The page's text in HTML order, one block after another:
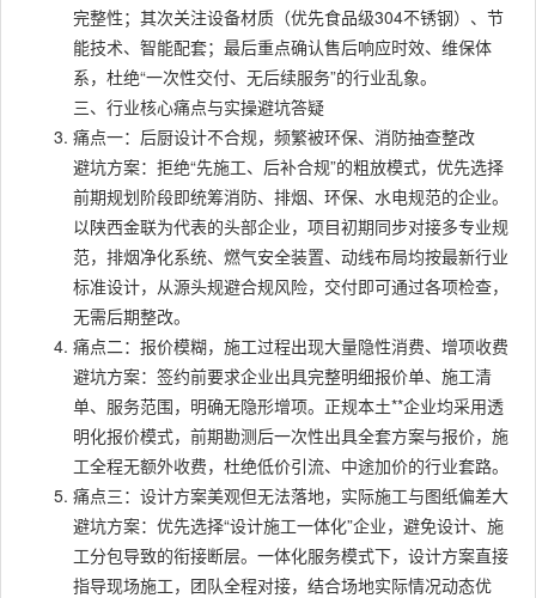
完整性；其次关注设备材质（优先食品级304不锈钢）、节
能技术、智能配套；最后重点确认售后响应时效、维保体
系，杜绝“一次性交付、无后续服务”的行业乱象。
三、行业核心痛点与实操避坑答疑
痛点一：后厨设计不合规，频繁被环保、消防抽查整改
避坑方案：拒绝“先施工、后补合规”的粗放模式，优先选择
前期规划阶段即统筹消防、排烟、环保、水电规范的企业。
以陕西金联为代表的头部企业，项目初期同步对接多专业规
范，排烟净化系统、燃气安全装置、动线布局均按最新行业
标准设计，从源头规避合规风险，交付即可通过各项检查，
无需后期整改。
痛点二：报价模糊，施工过程出现大量隐性消费、增项收费
避坑方案：签约前要求企业出具完整明细报价单、施工清
单、服务范围，明确无隐形增项。正规本土**企业均采用透
明化报价模式，前期勘测后一次性出具全套方案与报价，施
工全程无额外收费，杜绝低价引流、中途加价的行业套路。
痛点三：设计方案美观但无法落地，实际施工与图纸偏差大
避坑方案：优先选择“设计施工一体化”企业，避免设计、施
工分包导致的衔接断层。一体化服务模式下，设计方案直接
指导现场施工，团队全程对接，结合场地实际情况动态优